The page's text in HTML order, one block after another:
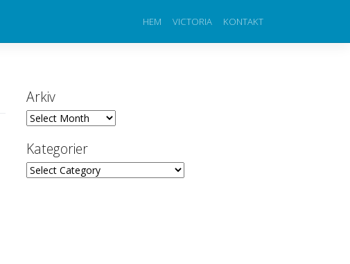
HEM VICTORIA KONTAKT
Arkiv
Arkiv
Kategorier
Kategorier